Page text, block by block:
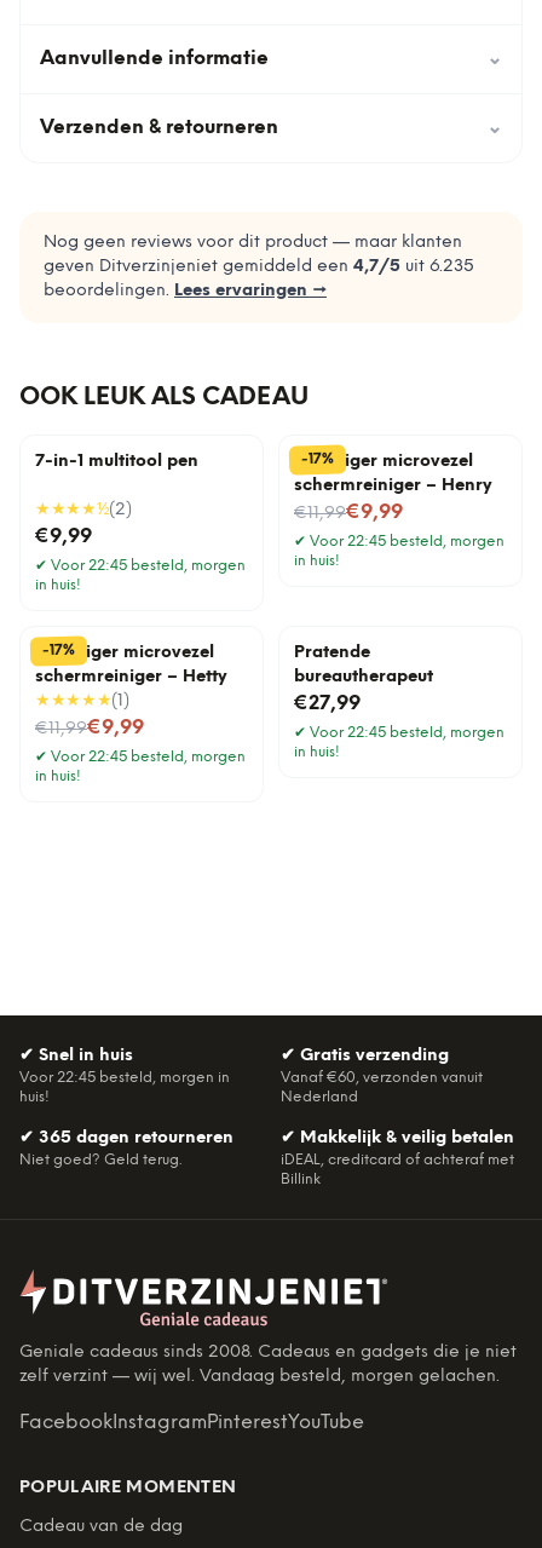
Aanvullende informatie ⌄
Verzenden & retourneren ⌄
Nog geen reviews voor dit product — maar klanten
geven Ditverzinjeniet gemiddeld een 4,7/5 uit 6.235
beoordelingen. Lees ervaringen →
OOK LEUK ALS CADEAU
7-in-1 multitool pen
★★★★½(2 )
€9,99
✔ Voor 22:45 besteld, morgen
in huis!
-17%
Stofzuiger microvezel
schermreiniger – Henry
€11,99
Nu voor€9,99
✔ Voor 22:45 besteld, morgen
in huis!
-17%
Stofzuiger microvezel
schermreiniger – Hetty
★★★★★( 1 )
€11,99
Nu voor€9,99
✔ Voor 22:45 besteld, morgen
in huis!
Pratende
bureautherapeut
€27,99
✔ Voor 22:45 besteld, morgen
in huis!
✔ Snel in huis
Voor 22:45 besteld, morgen in
huis!
✔ Gratis verzending
Vanaf €60, verzonden vanuit
Nederland
✔ 365 dagen retourneren
Niet goed? Geld terug.
✔ Makkelijk & veilig betalen
iDEAL, creditcard of achteraf met
Billink
Geniale cadeaus sinds 2008. Cadeaus en gadgets die je niet
zelf verzint — wij wel. Vandaag besteld, morgen gelachen.
Facebook InstagramPinterestYouTube
POPULAIRE MOMENTEN
Cadeau van de dag